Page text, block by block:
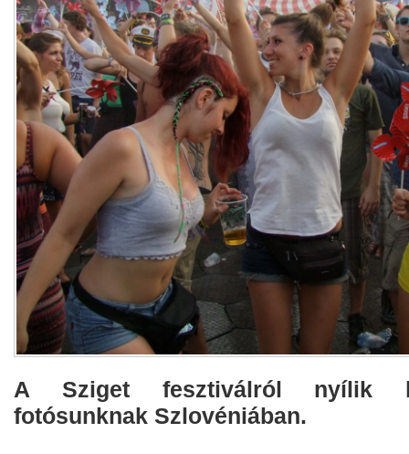
A Sziget fesztiválról nyílik
fotósunknak Szlovéniában.